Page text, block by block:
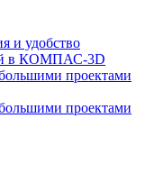
и удобство
в КОМПАС-3D
проектами
проектами